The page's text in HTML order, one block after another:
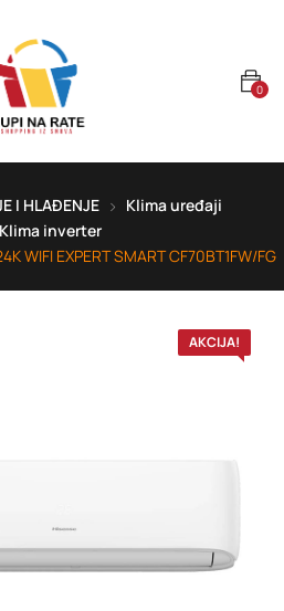
0
I HLAĐENJE
Klima uređaji
Klima inverter
WIFI EXPERT SMART CF70BT1FW/FG
AKCIJA!